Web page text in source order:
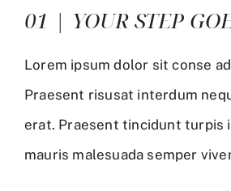
01 | YOUR STEP
Lorem ipsum dolor sit conse
Praesent risusat interdum
erat. Praesent tincidunt turpis
mauris malesuada semper